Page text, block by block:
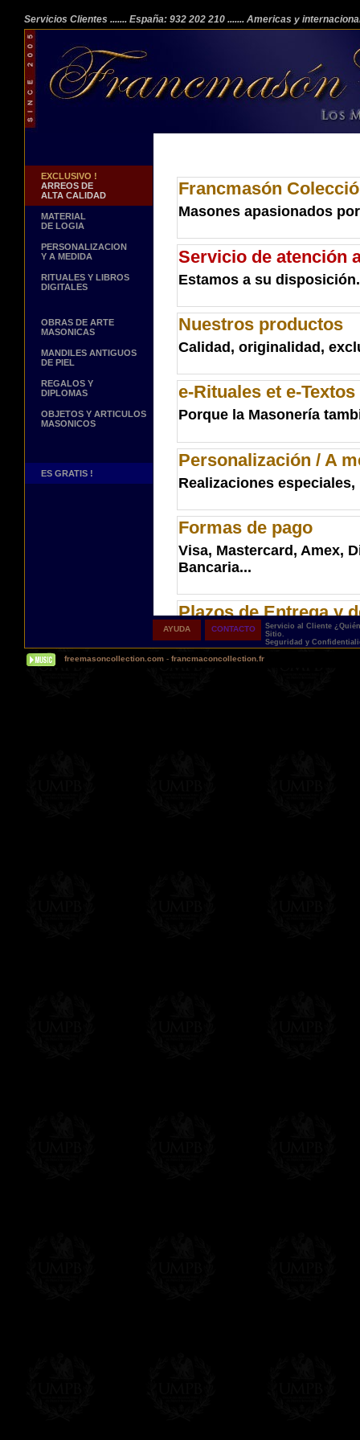
Servicios Clientes ....... España: 932 202 210 ....... Americas y
EXCLUSIVO !
ARREOS DE
ALTA CALIDAD
MATERIAL
DE LOGIA
PERSONALIZACION
Y A MEDIDA
RITUALES Y LIBROS
DIGITALES
OBRAS DE ARTE
MASONICAS
MANDILES ANTIGUOS
DE PIEL
REGALOS Y
DIPLOMAS
OBJETOS Y ARTICULOS
MASONICOS
ES GRATIS !
AYUDA CONTACTO Servicio al Cliente
Sitio.
Seguridad y
freemasoncollection.com - francmaconcollection.fr
Francmasón
Masones apasionados
Servicio de atención
Estamos a su
Nuestros productos
Calidad, originalidad,
e-Rituales et e-Textos
Porque la Masonería
Personalización / A
Realizaciones
Formas de pago
Visa, Mastercard, Amex,
Bancaria...
Plazos de Entrega y
Tipos de envios y